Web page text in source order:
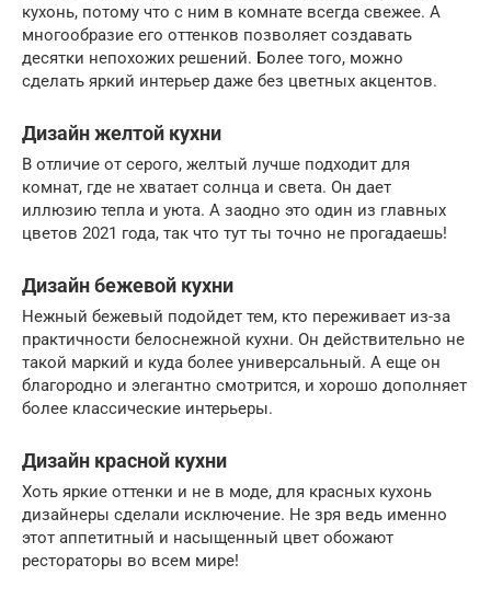
кухонь, потому что с ним в комнате всегда свежее. А
многообразие его оттенков позволяет создавать
десятки непохожих решений. Более того, можно
сделать яркий интерьер даже без цветных акцентов.
Дизайн желтой кухни
В отличие от серого, желтый лучше подходит для
комнат, где не хватает солнца и света. Он дает
иллюзию тепла и уюта. А заодно это один из главных
цветов 2021 года, так что тут ты точно не прогадаешь!
Дизайн бежевой кухни
Нежный бежевый подойдет тем, кто переживает из-за
практичности белоснежной кухни. Он действительно не
такой маркий и куда более универсальный. А еще он
благородно и элегантно смотрится, и хорошо дополняет
более классические интерьеры.
Дизайн красной кухни
Хоть яркие оттенки и не в моде, для красных кухонь
дизайнеры сделали исключение. Не зря ведь именно
этот аппетитный и насыщенный цвет обожают
рестораторы во всем мире!